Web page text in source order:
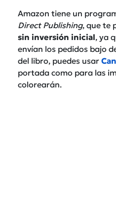
Amazon tiene un
Direct Publishing, que te
sin inversión inicial, ya
envían los pedidos bajo
del libro, puedes usar
portada como para las
colorearán.